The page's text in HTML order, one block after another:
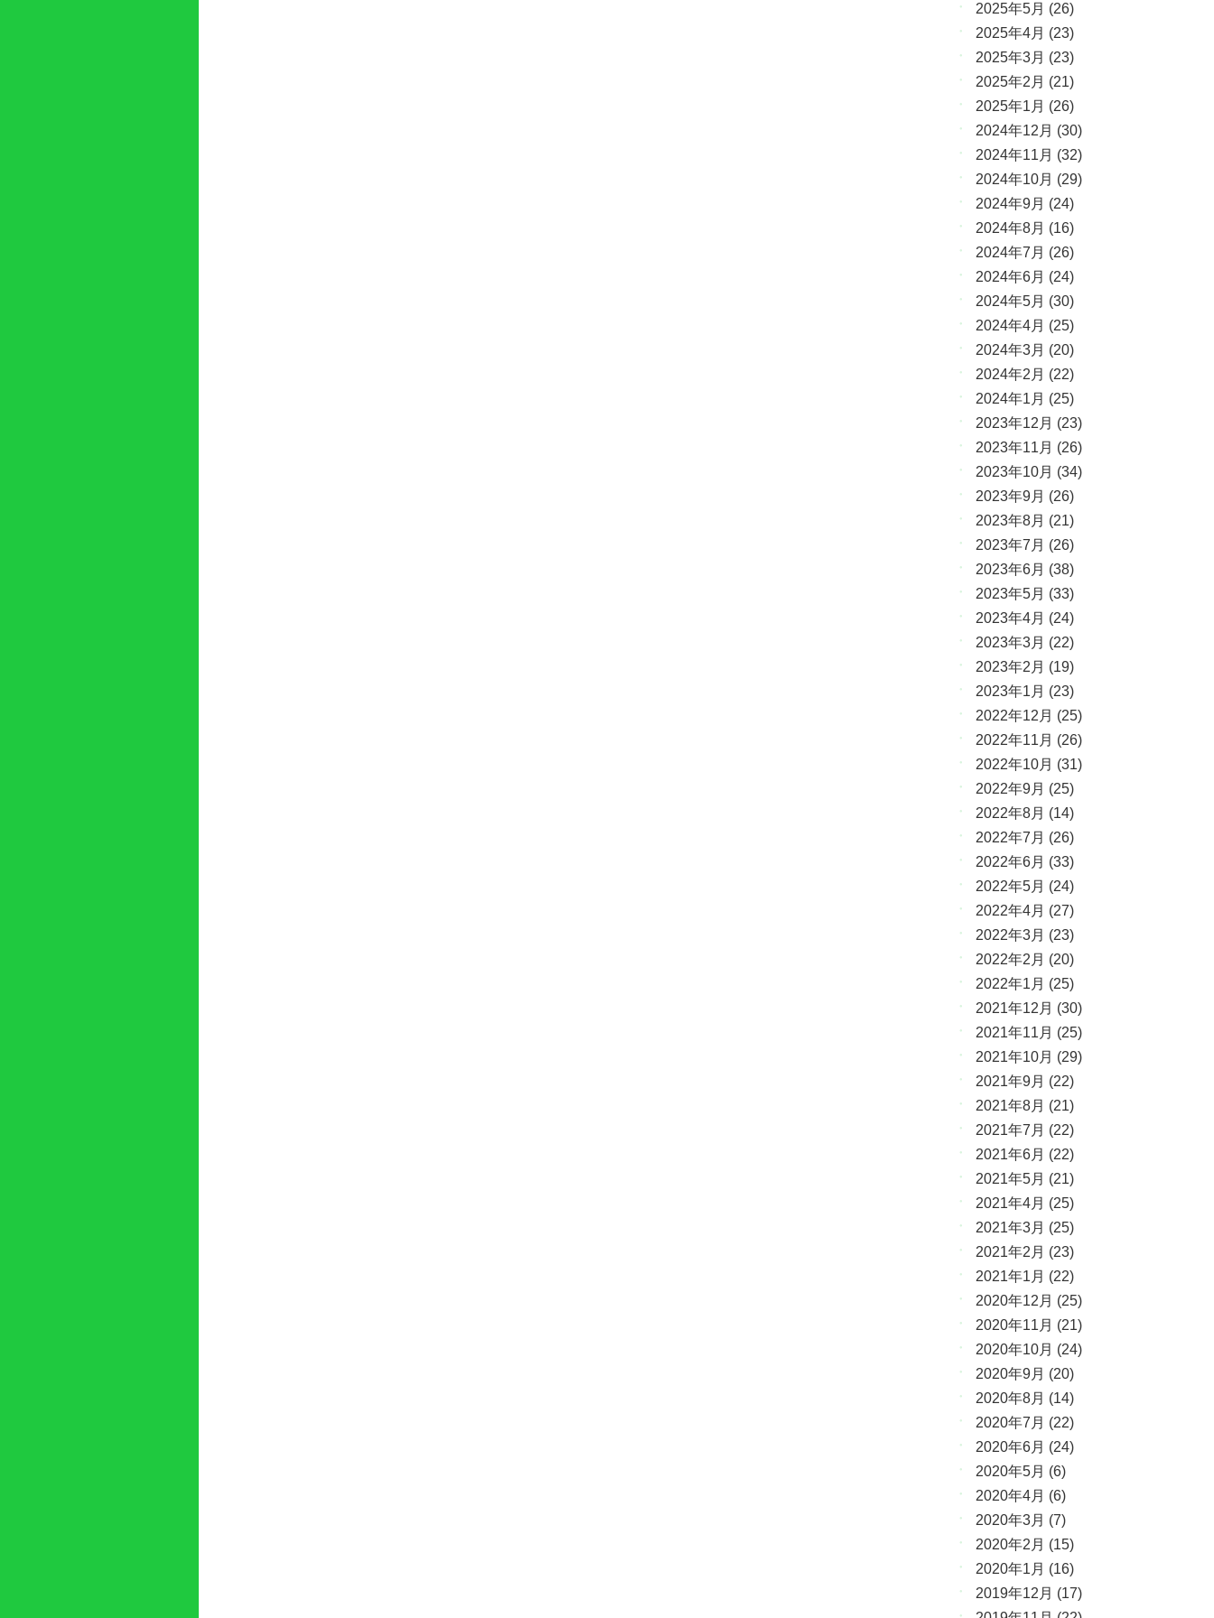
2025年5月 (26)
2025年4月 (23)
2025年3月 (23)
2025年2月 (21)
2025年1月 (26)
2024年12月 (30)
2024年11月 (32)
2024年10月 (29)
2024年9月 (24)
2024年8月 (16)
2024年7月 (26)
2024年6月 (24)
2024年5月 (30)
2024年4月 (25)
2024年3月 (20)
2024年2月 (22)
2024年1月 (25)
2023年12月 (23)
2023年11月 (26)
2023年10月 (34)
2023年9月 (26)
2023年8月 (21)
2023年7月 (26)
2023年6月 (38)
2023年5月 (33)
2023年4月 (24)
2023年3月 (22)
2023年2月 (19)
2023年1月 (23)
2022年12月 (25)
2022年11月 (26)
2022年10月 (31)
2022年9月 (25)
2022年8月 (14)
2022年7月 (26)
2022年6月 (33)
2022年5月 (24)
2022年4月 (27)
2022年3月 (23)
2022年2月 (20)
2022年1月 (25)
2021年12月 (30)
2021年11月 (25)
2021年10月 (29)
2021年9月 (22)
2021年8月 (21)
2021年7月 (22)
2021年6月 (22)
2021年5月 (21)
2021年4月 (25)
2021年3月 (25)
2021年2月 (23)
2021年1月 (22)
2020年12月 (25)
2020年11月 (21)
2020年10月 (24)
2020年9月 (20)
2020年8月 (14)
2020年7月 (22)
2020年6月 (24)
2020年5月 (6)
2020年4月 (6)
2020年3月 (7)
2020年2月 (15)
2020年1月 (16)
2019年12月 (17)